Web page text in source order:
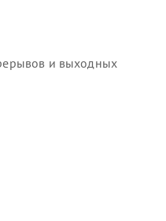
и выходных